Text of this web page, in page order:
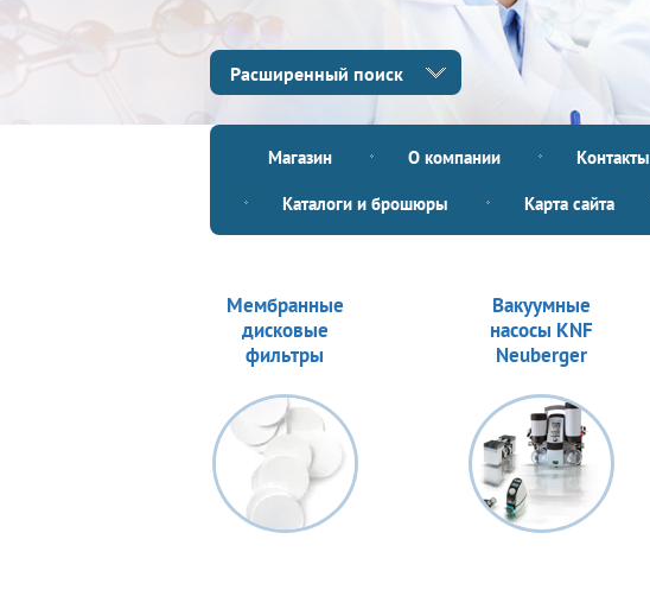
Расширенный поиск
Магазин О компании Контакты
Каталоги и брошюры Карта сайта
Мембранные
дисковые
фильтры
Вакуумные
насосы KNF
Neuberger